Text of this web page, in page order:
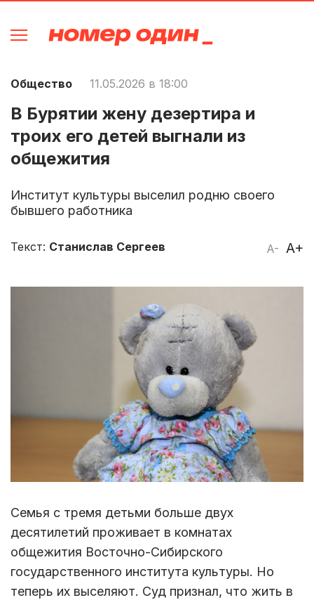
Общество 11.05.2026 в 18:00
В Бурятии жену дезертира и
троих его детей выгнали из
общежития
Институт культуры выселил родню своего
бывшего работника
A- A+
Текст: Станислав Сергеев
Семья с тремя детьми больше двух
десятилетий проживает в комнатах
общежития Восточно-Сибирского
государственного института культуры. Но
теперь их выселяют. Суд признал, что жить в